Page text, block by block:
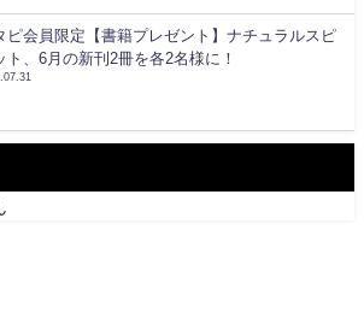
ピ会員限定【書籍プレゼント】ナチュラルスピ
ト、6月の新刊2冊を各2名様に！